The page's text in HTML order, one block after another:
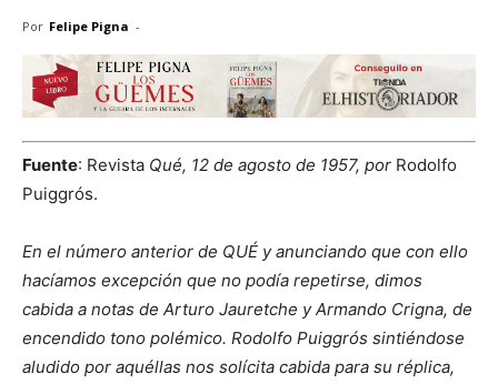
Por Felipe Pigna -
Fuente: Revista Qué, 12 de agosto de 1957, por Rodolfo
Puiggrós.
En el número anterior de QUÉ y anunciando que con ello
hacíamos excepción que no podía repetirse, dimos
cabida a notas de Arturo Jauretche y Armando Crigna, de
encendido tono polémico. Rodolfo Puiggrós sintiéndose
aludido por aquéllas nos solícita cabida para su réplica,